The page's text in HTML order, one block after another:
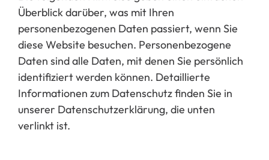
Überblick darüber, was mit Ihren
personenbezogenen Daten passiert, wenn Sie
diese Website besuchen. Personenbezogene
Daten sind alle Daten, mit denen Sie persönlich
identifiziert werden können. Detaillierte
Informationen zum Datenschutz finden Sie in
unserer Datenschutzerklärung, die unten
verlinkt ist.